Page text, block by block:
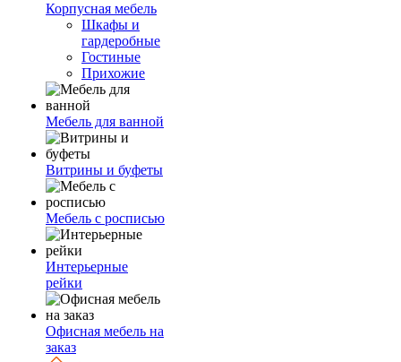
Корпусная мебель
Шкафы и
гардеробные
Гостиные
Прихожие
Мебель для ванной
Витрины и буфеты
Мебель с росписью
Интерьерные
рейки
Офисная мебель на
заказ